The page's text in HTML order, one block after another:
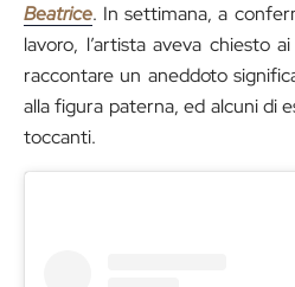
Beatrice. In settimana, a
lavoro, l’artista aveva chiesto
raccontare un aneddoto
alla figura paterna, ed alcuni di
toccanti.